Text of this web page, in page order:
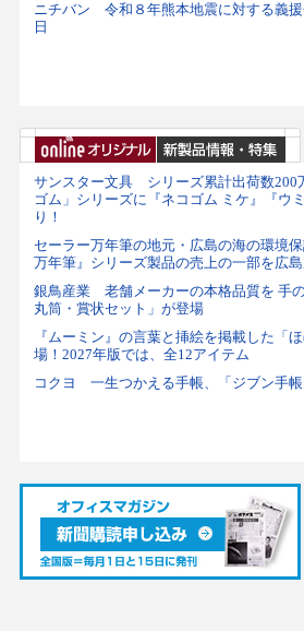
ニチバン 令和８年熊本地震に対する義
日
サンスター文具 シリーズ累計出荷数200
ゴム」シリーズに『ネコゴム ミケ』『ウ
り！
セーラー万年筆の地元・広島の海の環境
万年筆』シリーズ製品の売上の一部を広
銀鳥産業 老舗メーカーの本格品質を 手
丸筒・賞状セット」が登場
『ムーミン』の言葉と挿絵を掲載した「
場！2027年版では、全12アイテム
コクヨ 一生つかえる手帳、「ジブン手